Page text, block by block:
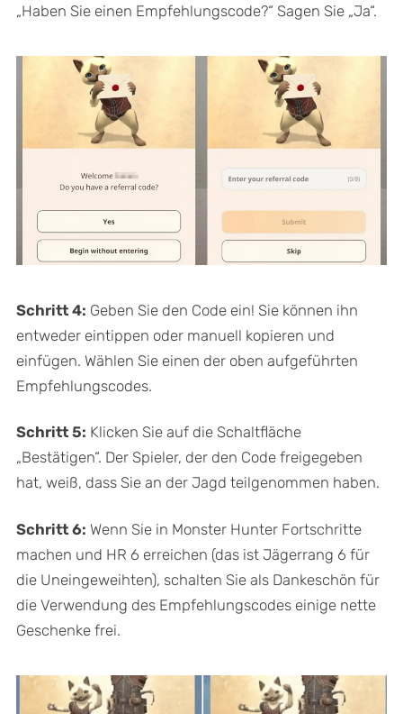
„Haben Sie einen Empfehlungscode?“ Sagen Sie „Ja“.
Schritt 4: Geben Sie den Code ein! Sie können ihn
entweder eintippen oder manuell kopieren und
einfügen. Wählen Sie einen der oben aufgeführten
Empfehlungscodes.
Schritt 5: Klicken Sie auf die Schaltfläche
„Bestätigen“. Der Spieler, der den Code freigegeben
hat, weiß, dass Sie an der Jagd teilgenommen haben.
Schritt 6: Wenn Sie in Monster Hunter Fortschritte
machen und HR 6 erreichen (das ist Jägerrang 6 für
die Uneingeweihten), schalten Sie als Dankeschön für
die Verwendung des Empfehlungscodes einige nette
Geschenke frei.